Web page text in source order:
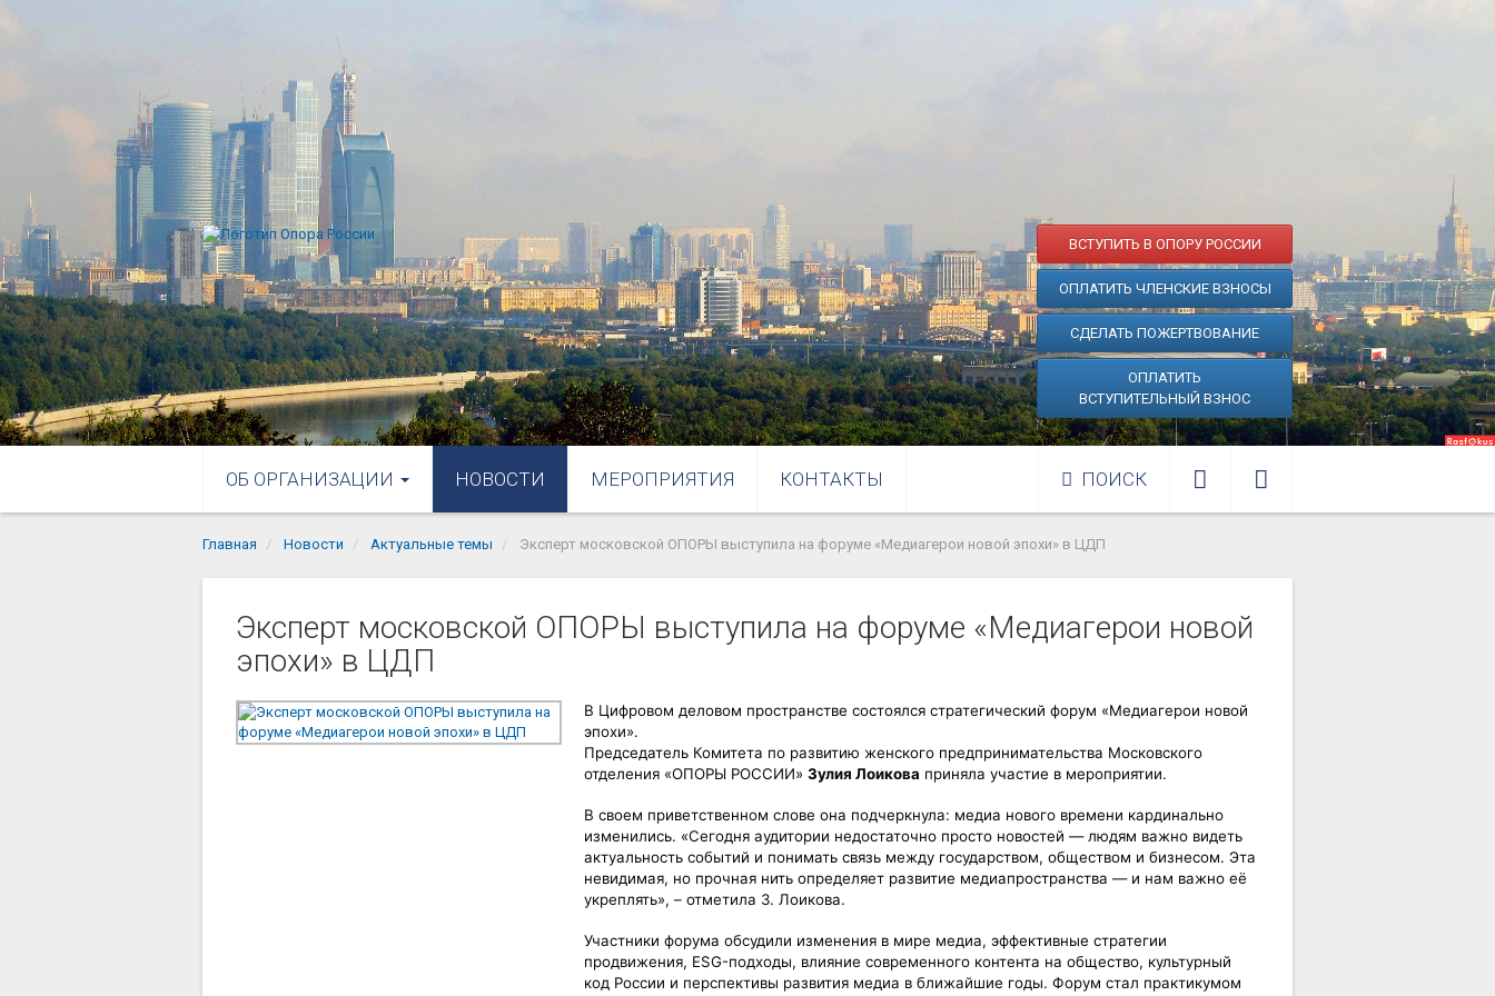
ВСТУПИТЬ В ОПОРУ РОССИИ
ОПЛАТИТЬ ЧЛЕНСКИЕ ВЗНОСЫ
СДЕЛАТЬ ПОЖЕРТВОВАНИЕ
ОПЛАТИТЬ
ВСТУПИТЕЛЬНЫЙ ВЗНОС
ОБ ОРГАНИЗАЦИИ НОВОСТИ МЕРОПРИЯТИЯ КОНТАКТЫ ПОИСК
Главная Новости Актуальные темы Эксперт московской ОПОРЫ выступила на форуме «Медиагерои новой эпохи» в ЦДП
Эксперт московской ОПОРЫ выступила на форуме «Медиагерои новой
эпохи» в ЦДП
В Цифровом деловом пространстве состоялся стратегический форум «Медиагерои новой
эпохи».
Председатель Комитета по развитию женского предпринимательства Московского
отделения «ОПОРЫ РОССИИ» Зулия Лоикова приняла участие в мероприятии.
В своем приветственном слове она подчеркнула: медиа нового времени кардинально
изменились. «Сегодня аудитории недостаточно просто новостей — людям важно видеть
актуальность событий и понимать связь между государством, обществом и бизнесом. Эта
невидимая, но прочная нить определяет развитие медиапространства — и нам важно её
укреплять», – отметила З. Лоикова.
Участники форума обсудили изменения в мире медиа, эффективные стратегии
продвижения, ESG-подходы, влияние современного контента на общество, культурный
код России и перспективы развития медиа в ближайшие годы. Форум стал практикумом